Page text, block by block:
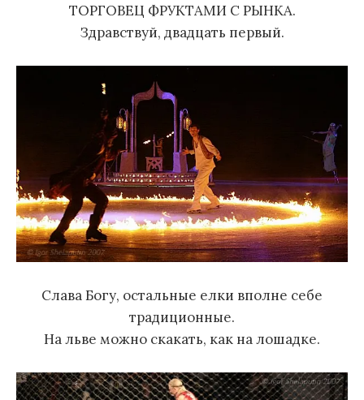
ТОРГОВЕЦ ФРУКТАМИ С РЫНКА.
Здравствуй, двадцать первый.
Слава Богу, остальные елки вполне себе
традиционные.
На льве можно скакать, как на лошадке.